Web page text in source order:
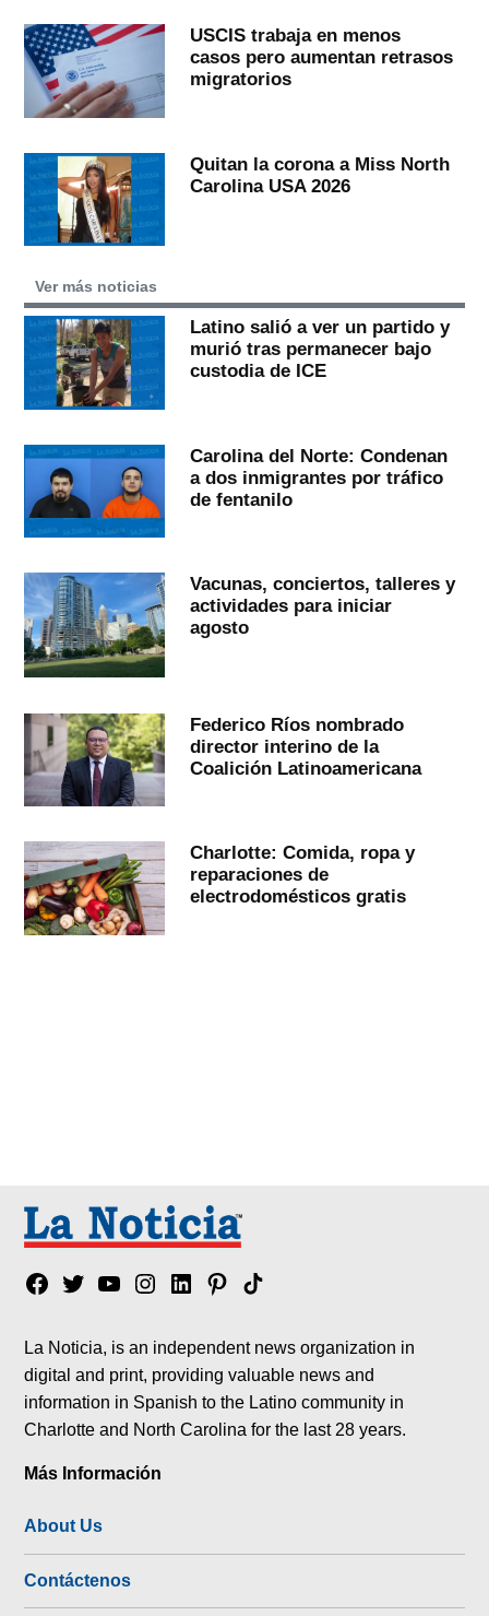
USCIS trabaja en menos
casos pero aumentan retrasos
migratorios
Quitan la corona a Miss North
Carolina USA 2026
Ver más noticias
Latino salió a ver un partido y
murió tras permanecer bajo
custodia de ICE
Carolina del Norte: Condenan
a dos inmigrantes por tráfico
de fentanilo
Vacunas, conciertos, talleres y
actividades para iniciar
agosto
Federico Ríos nombrado
director interino de la
Coalición Latinoamericana
Charlotte: Comida, ropa y
reparaciones de
electrodomésticos gratis
Facebook
TwitterYouTubeInstagram
LinkedinPinterest
Tik
La Noticia, is an independent news organization in
digital and print, providing valuable news and
information in Spanish to the Latino community in
Charlotte and North Carolina for the last 28 years.
Más Información
About Us
Contáctenos